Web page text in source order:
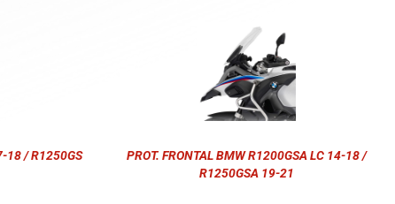
18 / R1250GS
PROT. FRONTAL BMW R1200GSA LC 14-18 /
R1250GSA 19-21